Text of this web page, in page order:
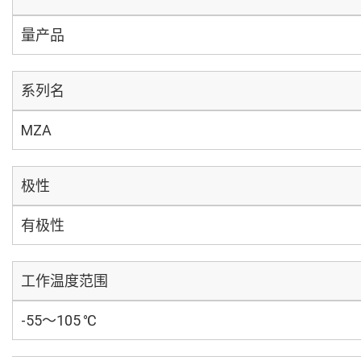
量产品
系列名
MZA
极性
有极性
工作温度范围
-55～105 ℃